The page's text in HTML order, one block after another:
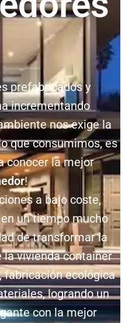
prefabricados y
incrementando
nos exige la
que consumimos, es
conocer la mejor
!
a bajo coste,
un tiempo mucho
de transformar la
la vivienda container
fabricación ecológica
logrando un
con la mejor